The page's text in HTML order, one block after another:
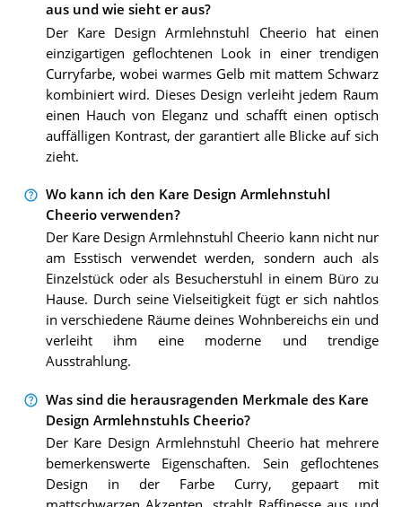
aus und wie sieht er aus?
Der Kare Design Armlehnstuhl Cheerio hat einen
einzigartigen geflochtenen Look in einer trendigen
Curryfarbe, wobei warmes Gelb mit mattem Schwarz
kombiniert wird. Dieses Design verleiht jedem Raum
einen Hauch von Eleganz und schafft einen optisch
auffälligen Kontrast, der garantiert alle Blicke auf sich
zieht.
Wo kann ich den Kare Design Armlehnstuhl
Cheerio verwenden?
Der Kare Design Armlehnstuhl Cheerio kann nicht nur
am Esstisch verwendet werden, sondern auch als
Einzelstück oder als Besucherstuhl in einem Büro zu
Hause. Durch seine Vielseitigkeit fügt er sich nahtlos
in verschiedene Räume deines Wohnbereichs ein und
verleiht ihm eine moderne und trendige
Ausstrahlung.
Was sind die herausragenden Merkmale des Kare
Design Armlehnstuhls Cheerio?
Der Kare Design Armlehnstuhl Cheerio hat mehrere
bemerkenswerte Eigenschaften. Sein geflochtenes
Design in der Farbe Curry, gepaart mit